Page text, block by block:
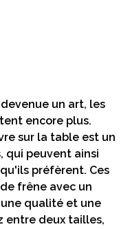
un art, les
encore plus.
sur la table est un
qui peuvent ainsi
préfèrent. Ces
frêne avec un
qualité et une
entre deux tailles,